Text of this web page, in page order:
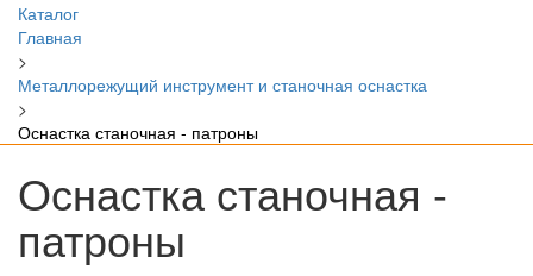
Каталог
Главная
>
Металлорежущий инструмент и станочная оснастка
>
Оснастка станочная - патроны
Оснастка станочная -
патроны